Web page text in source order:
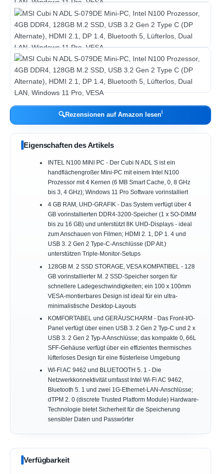
🔍Rezensionen auf Amazon lesenℹ︎
Eigenschaften des Artikels
INTEL N100 MINI PC - Der Cubi N ADL S ist ein
handflächengroßer Mini-PC mit einem Intel N100
Prozessor mit 4 Kernen (6 MB Smart Cache, 0, 8 GHz
bis 3, 4 GHz); Windows 11 Pro Software vorinstalliert
4 GB RAM, UHD-GRAFIK - Das System verfügt über 4
GB vorinstallierten DDR4-3200-Speicher (1 x SO-DIMM
bis zu 16 GB) und unterstützt 8K UHD-Displays - ideal
zum Anschauen von Filmen; HDMI 2. 1, DP 1. 4 und
USB 3. 2 Gen 2 Type-C-Anschlüsse (DP Alt.)
unterstützen Triple-Monitor-Setups
128GB M. 2 SSD STORAGE, VESA KOMPATIBEL - 128
GB vorinstallierter M. 2 SSD-Speicher sorgen für
schnellere Ladegeschwindigkeiten; ein 100 x 100mm
VESA-montierbares Design ist ideal für ein ultra-
minimalistische Desktop-Layouts
KOMFORTABEL und GERÄUSCHARM - Das Front-I/O-
Panel verfügt über einen USB 3. 2 Gen 2 Typ-C und 2 x
USB 3. 2 Gen 2 Typ-A Anschlüsse; das kompakte 0, 66L
SFF-Gehäuse verfügt über ein effizientes thermisches
lüfterloses Design für eine flüsterleise Umgebung
WI-FI AC 9462 und BLUETOOTH 5. 1 - Die
Netzwerkkonnektivität umfasst Intel Wi-Fi AC 9462,
Bluetooth 5. 1 und zwei 1G-Ethernet-LAN-Anschlüsse;
dTPM 2. 0 (discrete Trusted Platform Module) Hardware-
Technologie bietet Sicherheit für die Speicherung
sensibler Daten und Passwörter
Verfügbarkeit